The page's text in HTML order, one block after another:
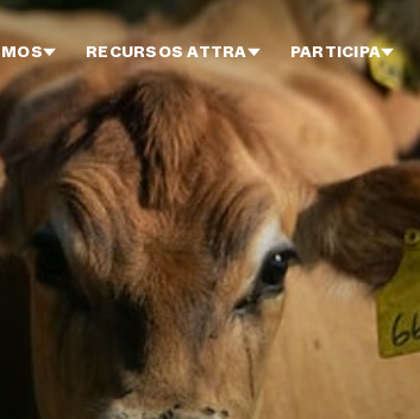
RECURSOS ATTRA PARTICIPA